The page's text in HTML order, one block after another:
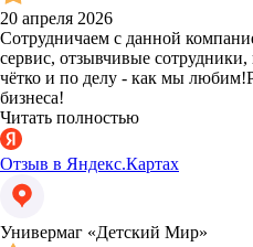
20 апреля 2026
Сотрудничаем с данной
сервис, отзывчивые сотрудники,
чётко и по делу - как мы
бизнеса!
Читать полностью
Отзыв в Яндекс.Картах
Универмаг «Детский Мир»